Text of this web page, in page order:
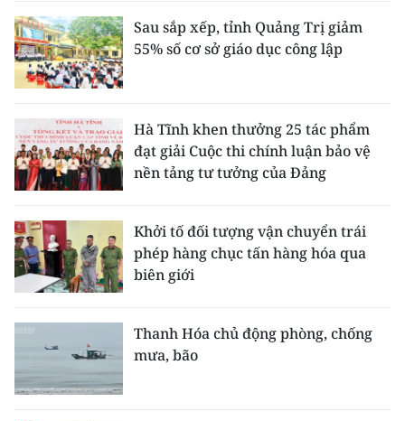
Sau sắp xếp, tỉnh Quảng Trị giảm
55% số cơ sở giáo dục công lập
Hà Tĩnh khen thưởng 25 tác phẩm
đạt giải Cuộc thi chính luận bảo vệ
nền tảng tư tưởng của Đảng
Khởi tố đối tượng vận chuyển trái
phép hàng chục tấn hàng hóa qua
biên giới
Thanh Hóa chủ động phòng, chống
mưa, bão